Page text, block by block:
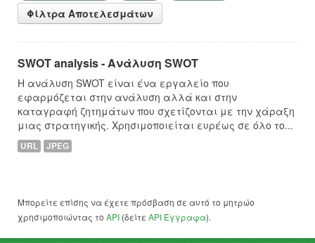
Φίλτρα Αποτελεσμάτων
SWOT analysis - Ανάλυση SWOT
Η ανάλυση SWOT είναι ένα εργαλείο που
εφαρμόζεται στην ανάλυση αλλά και στην
καταγραφή ζητημάτων που σχετίζονται με την χάραξη
μιας στρατηγικής. Χρησιμοποιείται ευρέως σε όλο το...
URL JPEG
Μπορείτε επίσης να έχετε πρόσβαση σε αυτό το μητρώο
χρησιμοποιώντας το API (δείτε API Έγγραφα).